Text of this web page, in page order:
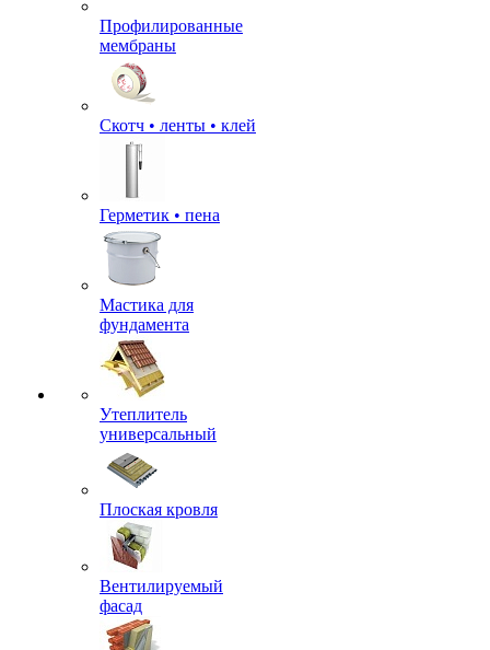
Профилированные
мембраны
Скотч • ленты • клей
Герметик • пена
Мастика для
фундамента
Утеплитель
универсальный
Плоская кровля
Вентилируемый
фасад